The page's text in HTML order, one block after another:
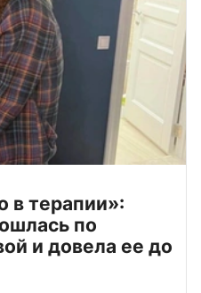
в терапии»:
по
и довела ее до